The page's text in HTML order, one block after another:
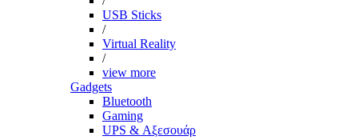
USB Sticks
/
Virtual Reality
/
view more
Gadgets
Bluetooth
Gaming
UPS & Αξεσουάρ